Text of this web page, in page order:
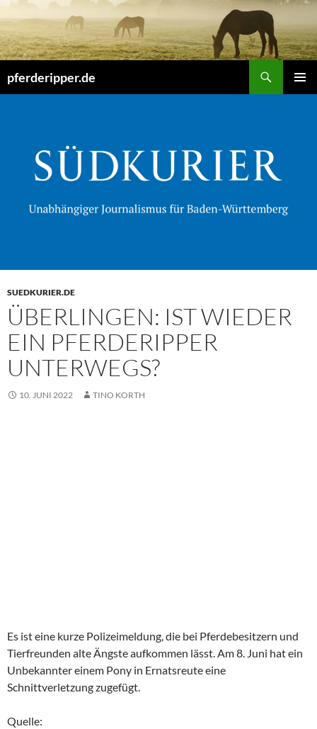
Inhalt
springen
pferderipper.de
SUEDKURIER.DE
ÜBERLINGEN: IST WIEDER
EIN PFERDERIPPER
UNTERWEGS?
10. JUNI 2022 TINO KORTH
Es ist eine kurze Polizeimeldung, die bei Pferdebesitzern und
Tierfreunden alte Ängste aufkommen lässt. Am 8. Juni hat ein
Unbekannter einem Pony in Ernatsreute eine
Schnittverletzung zugefügt.
Quelle: